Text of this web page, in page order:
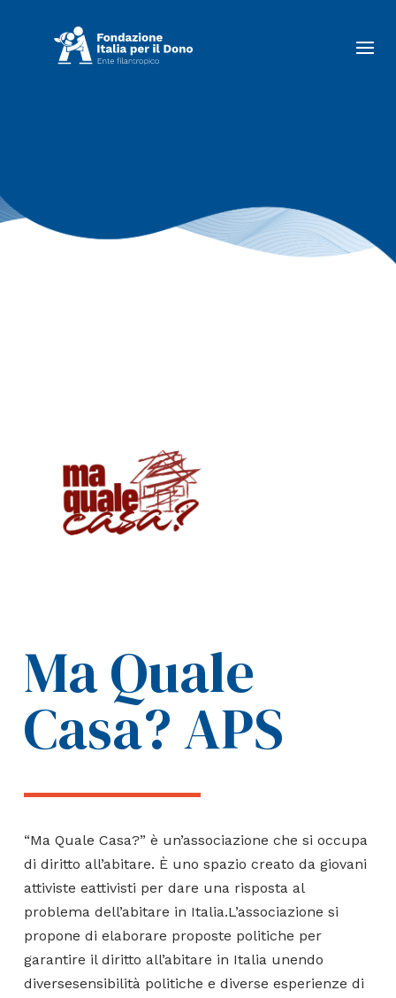
Ma Quale
Casa? APS
“Ma Quale Casa?” è un’associazione che si occupa
di diritto all’abitare. È uno spazio creato da giovani
attiviste eattivisti per dare una risposta al
problema dell’abitare in Italia.L’associazione si
propone di elaborare proposte politiche per
garantire il diritto all’abitare in Italia unendo
diversesensibilità politiche e diverse esperienze di